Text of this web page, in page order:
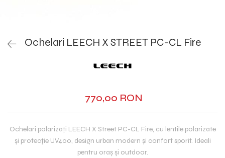
Ochelari LEECH X STREET PC-CL Fire
770,00 RON
Ochelari polarizați LEECH X Street PC-CL Fire, cu lentile polarizate
și protecție UV400, design urban modern și confort sporit. Ideali
pentru oraș și outdoor.